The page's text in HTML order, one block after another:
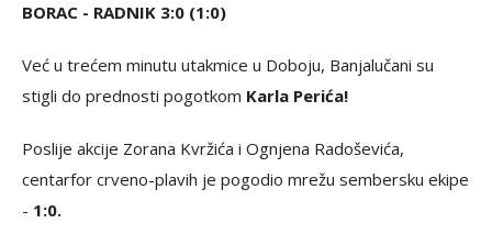
BORAC - RADNIK 3:0 (1:0)
Već u trećem minutu utakmice u Doboju, Banjalučani su
stigli do prednosti pogotkom Karla Perića!
Poslije akcije Zorana Kvržića i Ognjena Radoševića,
centarfor crveno-plavih je pogodio mrežu sembersku ekipe
- 1:0.